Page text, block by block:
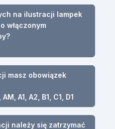
na ilustracji lampek
włączonym
masz obowiązek
A1, A2, B1, C1, D1
należy się zatrzymać